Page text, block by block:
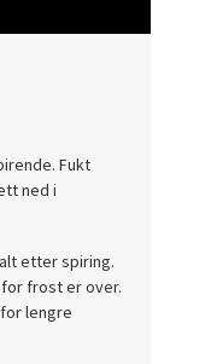
Fukt
ned i
etter spiring.
frost er over.
lengre